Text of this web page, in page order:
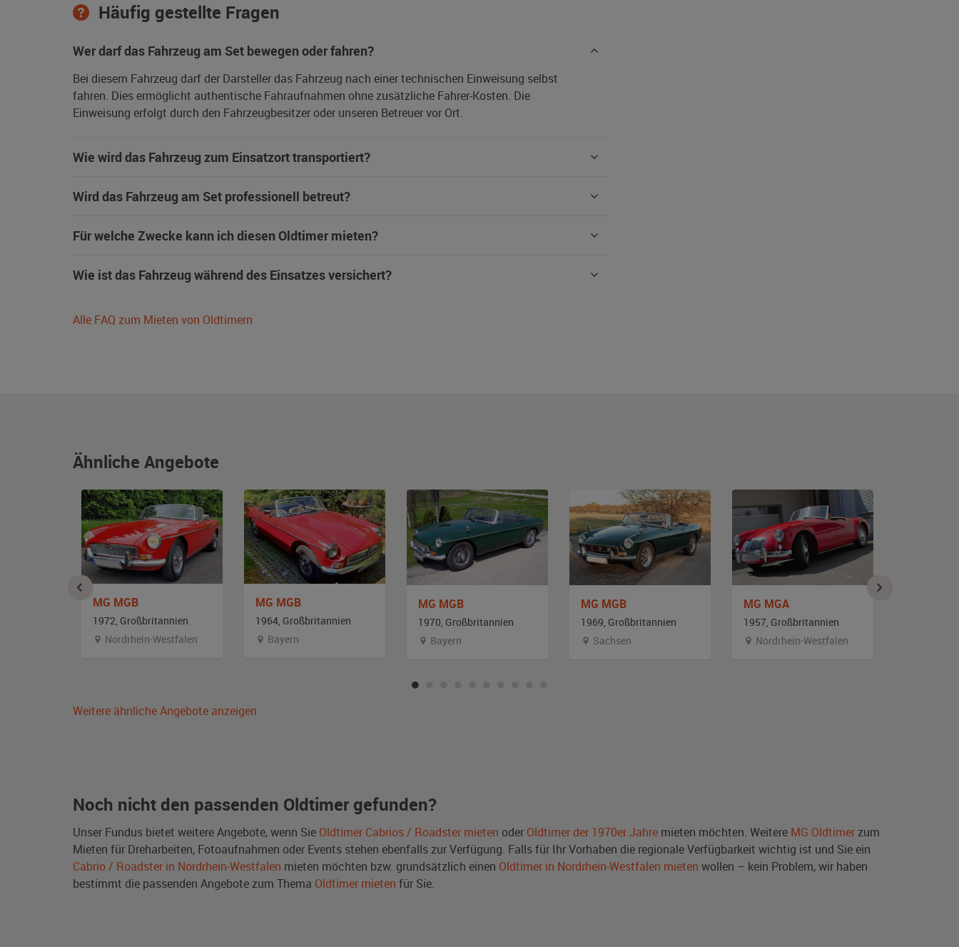
Häufig gestellte Fragen
Wer darf das Fahrzeug am Set bewegen oder fahren?
Bei diesem Fahrzeug darf der Darsteller das Fahrzeug nach einer technischen Einweisung selbst
fahren. Dies ermöglicht authentische Fahraufnahmen ohne zusätzliche Fahrer-Kosten. Die
Einweisung erfolgt durch den Fahrzeugbesitzer oder unseren Betreuer vor Ort.
Wie wird das Fahrzeug zum Einsatzort transportiert?
Wird das Fahrzeug am Set professionell betreut?
Für welche Zwecke kann ich diesen Oldtimer mieten?
Wie ist das Fahrzeug während des Einsatzes versichert?
Alle FAQ zum Mieten von Oldtimern
Ähnliche Angebote
MG MGB
1972, Großbritannien
Nordrhein-Westfalen
MG MGB
1964, Großbritannien
Bayern
MG MGB
1970, Großbritannien
Bayern
MG MGB
1969, Großbritannien
Sachsen
MG MGA
1957, Großbritannien
Nordrhein-Westfalen
Weitere ähnliche Angebote anzeigen
Noch nicht den passenden Oldtimer gefunden?
Unser Fundus bietet weitere Angebote, wenn Sie Oldtimer Cabrios / Roadster mieten oder Oldtimer der 1970er Jahre mieten möchten. Weitere MG Oldtimer zum
Mieten für Dreharbeiten, Fotoaufnahmen oder Events stehen ebenfalls zur Verfügung. Falls für Ihr Vorhaben die regionale Verfügbarkeit wichtig ist und Sie ein
Cabrio / Roadster in Nordrhein-Westfalen mieten möchten bzw. grundsätzlich einen Oldtimer in Nordrhein-Westfalen mieten wollen – kein Problem, wir haben
bestimmt die passenden Angebote zum Thema Oldtimer mieten für Sie.